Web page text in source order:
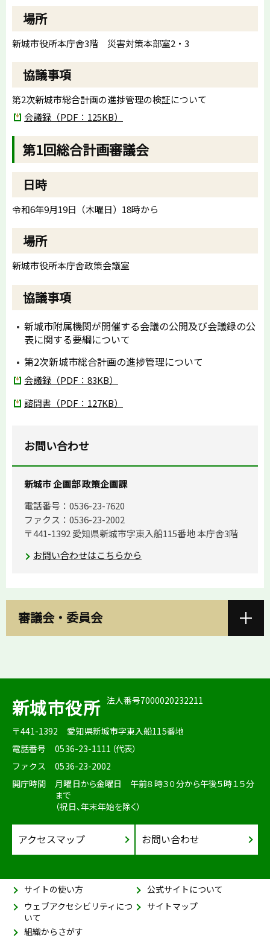
場所
新城市役所本庁舎3階 災害対策本部室2・3
協議事項
第2次新城市総合計画の進捗管理の検証について
会議録（PDF：125KB）
第1回総合計画審議会
日時
令和6年9月19日（木曜日）18時から
場所
新城市役所本庁舎政策会議室
協議事項
新城市附属機関が開催する会議の公開及び会議録の公
表に関する要綱について
第2次新城市総合計画の進捗管理について
会議録（PDF：83KB）
諮問書（PDF：127KB）
お問い合わせ
新城市 企画部 政策企画課
電話番号：0536-23-7620
ファクス：0536-23-2002
〒441-1392 愛知県新城市字東入船115番地 本庁舎3階
お問い合わせはこちらから
審議会・委員会
新城市役所 法人番号7000020232211
〒441-1392
愛知県新城市字東入船115番地
電話番号
0536-23-1111（代表）
ファクス
0536-23-2002
開庁時間
月曜日から金曜日 午前８時３０分から午後５時１５分
まで
（祝日、年末年始を除く）
アクセスマップ お問い合わせ
サイトの使い方
公式サイトについて
ウェブアクセシビリティにつ
いて
サイトマップ
組織からさがす